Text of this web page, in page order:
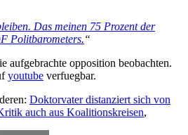
Das meinen 75 Prozent der
Politbarometers.“
aufgebrachte opposition beobachten.
youtube verfuegbar.
Doktorvater distanziert sich von
auch aus Koalitionskreisen,